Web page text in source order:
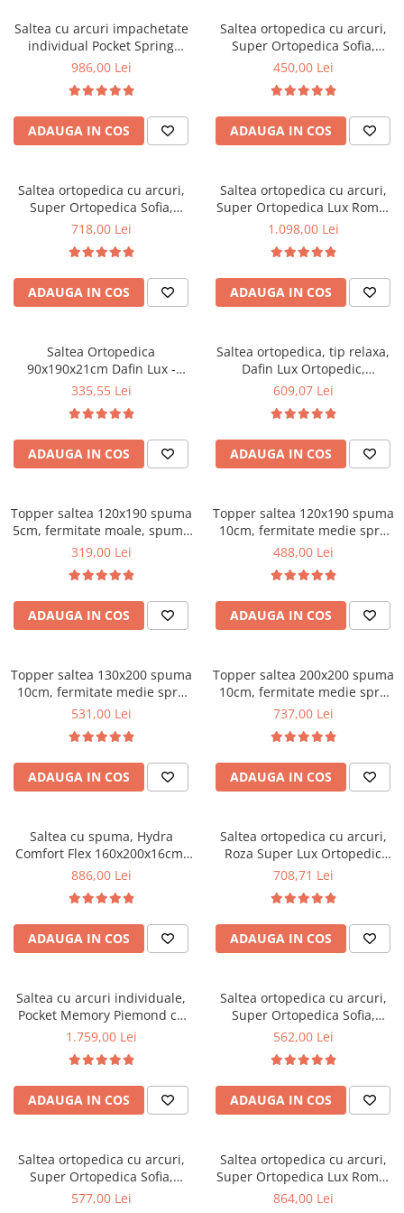
Top saltele 10 cm
Top saltele memory 5 cm
Top saltele MemoHR 6.5 cm
Saltele ieftine
Saltele cu plasa de arcuri
Saltele cu spuma
Mobilier bucatarie
Mese bucatarie
Scaune pentru bucatarie
Mobila bucatarie
Seturi mese si scaune bucatarie
Mobila hol
Suporturi si rafturi pantofi
Portmantouri
Pantofare
Seturi mobilier hol
Stender haine
Etajere
Cuiere
Mobilier gradinita
Scaune gradinita
Set mese si scaune gradinita
Mobila camera copii
Scaune birou pentru copii
Saltele patuturi copii
Masa si scaune gradinita
Saltea cu arcuri impachetate
individual Pocket Spring
Milano, 140x200x24cm, cu
sistem de aerisire perimetral,
Saltex
986,00 Lei
ADAUGA IN COS
Saltea ortopedica cu arcuri,
Super Ortopedica Sofia,
100x200x20cm, fermitate
fata vara-iarna, sistem
aerisire cu butoni, Saltex
450,00 Lei
ADAUGA IN COS
Saltea ortopedica cu arcuri,
Super Ortopedica Sofia,
160x200x20cm, fermitate
fata vara-iarna, sistem
aerisire cu butoni, Saltex
718,00 Lei
ADAUGA IN COS
Saltea ortopedica cu arcuri,
Super Ortopedica Lux Roma,
180x200x23cm, fermitate tare,
vara-iarna, sistem aerisire
perimetral, Saltex
1.098,00 Lei
ADAUGA IN COS
Saltea Ortopedica
90x190x21cm Dafin Lux -
Arcuri Bonell, Fermitate
335,55 Lei
ADAUGA IN COS
Saltea ortopedica, tip relaxa,
Dafin Lux Ortopedic,
140x200x21cm, fermitate
Bonell, fata vara-iarna, sistem
de aerisire cu butoni, Salt
Confort
609,07 Lei
ADAUGA IN COS
Topper saltea 120x190 spuma
5cm, fermitate moale, spuma
poliuretanica, husa fixa
319,00 Lei
ADAUGA IN COS
Topper saltea 120x190 spuma
10cm, fermitate medie spre
tare, spuma poliuretanica,
microfibra, Saltsib
488,00 Lei
ADAUGA IN COS
Topper saltea 130x200 spuma
10cm, fermitate medie spre
tare, spuma poliuretanica,
microfibra, Saltsib
531,00 Lei
ADAUGA IN COS
Topper saltea 200x200 spuma
10cm, fermitate medie spre
tare, spuma poliuretanica,
microfibra, Saltsib
737,00 Lei
ADAUGA IN COS
Saltea cu spuma, Hydra
Comfort Flex 160x200x16cm,
fermitate mediu spre tare,
detasabila, Saltsib
886,00 Lei
ADAUGA IN COS
Saltea ortopedica cu arcuri,
Roza Super Lux Ortopedic
125x190x25cm, fermitate
arcuri Bonell,reversibila,
banda de aerisire spaceair,
greutate maxima sustinuta
100 kg/utilizator, Salt Confort
708,71 Lei
ADAUGA IN COS
Saltea cu arcuri individuale,
Pocket Memory Piemond cu
topper, 160x200x32cm,
memory foam 2,5 cm, husa
matlasata, sistem de aerisire
perimetral, greutate maxima
sustinuta 100 kg/utilizator,
1.759,00 Lei
ADAUGA IN COS
Saltea ortopedica cu arcuri,
Super Ortopedica Sofia,
130x200x20cm, fermitate
fata vara-iarna, sistem
aerisire cu butoni, Saltex
562,00 Lei
ADAUGA IN COS
Saltea ortopedica cu arcuri,
Super Ortopedica Sofia,
135x200x20cm, fermitate
577,00 Lei
Saltea ortopedica cu arcuri,
Super Ortopedica Lux Roma,
140x200x23cm, fermitate tare,
864,00 Lei